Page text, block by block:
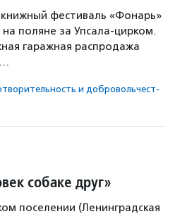
фестиваль «Фонарь»
на поляне за Упсала-цирком.
гаражная распродажа
и доброволь­чест­
собаке друг»
поселении (Ленинградская